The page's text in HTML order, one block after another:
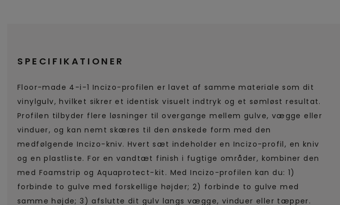
SPECIFIKATIONER
Floor-made 4-i-1 Incizo-profilen er lavet af samme materiale som dit
vinylgulv, hvilket sikrer et identisk visuelt indtryk og et sømløst resultat.
Profilen tilbyder flere løsninger til overgange mellem gulve, vægge eller
vinduer, og kan nemt skæres til den ønskede form med den
medfølgende Incizo-kniv. Hvert sæt indeholder en Incizo-profil, en kniv
og en plastliste. For en vandtæt finish i fugtige områder, kombiner den
med Foamstrip og Aquaprotect-kit. Med Incizo-profilen kan du: 1)
forbinde to gulve med forskellige højder; 2) forbinde to gulve med
samme højde; 3) afslutte dit gulv langs vægge, vinduer eller tæpper.